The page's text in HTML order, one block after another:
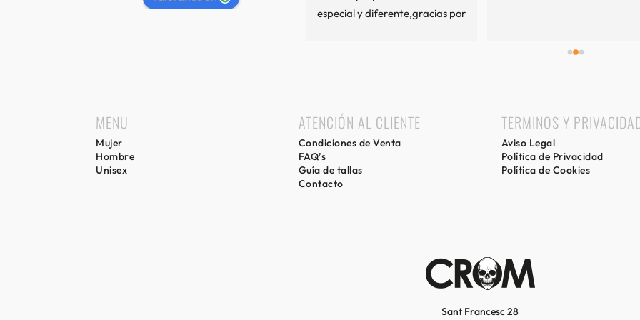
especial y diferente,gracias por
MENU
Mujer
Hombre
Unisex
ATENCIÓN AL CLIENTE
Condiciones de Venta
FAQ’s
Guía de tallas
Contacto
TERMINOS Y
Aviso Legal
Política de Privacidad
Política de Cookies
Sant Francesc 28